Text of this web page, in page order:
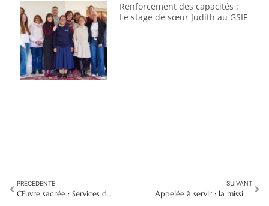
Renforcement des capacités :
Le stage de sœur Judith au GSIF
PRÉCÉDENTE
Œuvre sacrée : Services de santé mentale Droste
SUIVANT
Appelée à servir : la mission au-delà des frontières de Sœur Joselyn Alvarado Soto